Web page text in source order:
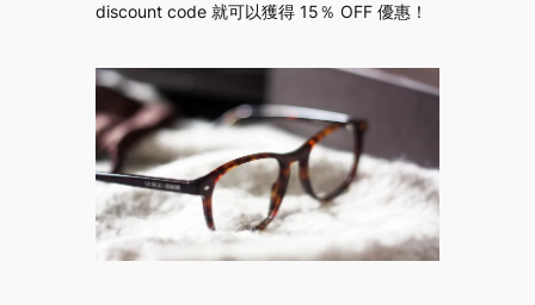
discount code 就可以獲得 15％ OFF 優惠！